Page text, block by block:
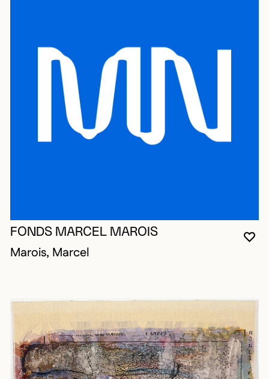
FONDS MARCEL MAROIS
Marois, Marcel